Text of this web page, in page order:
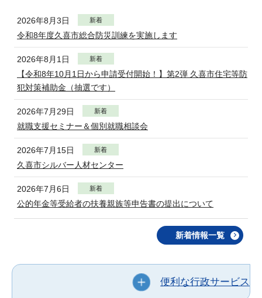
2026年8月3日 新着
令和8年度久喜市総合防災訓練を実施します
2026年8月1日 新着
【令和8年10月1日から申請受付開始！】第2弾 久喜市住宅等防
犯対策補助金（抽選です）
2026年7月29日 新着
就職支援セミナー＆個別就職相談会
2026年7月15日 新着
久喜市シルバー人材センター
2026年7月6日 新着
公的年金等受給者の扶養親族等申告書の提出について
新着情報一覧
便利な行政サービス